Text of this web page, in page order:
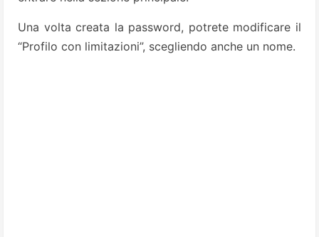
Una volta creata la password, potrete modificare il
“Profilo con limitazioni”, scegliendo anche un nome.